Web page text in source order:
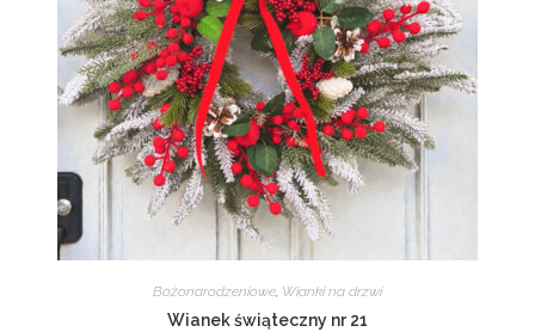
Bożonarodzeniowe, Wianki na drzwi
Wianek świąteczny nr 21